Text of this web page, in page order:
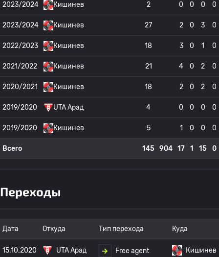
2023/2024 Кишинев 2 0 0 0 0
2023/2024 Кишинев 27 2 0 3 0
2022/2023 Кишинев 18 3 0 1 0
2021/2022 Кишинев 21 4 0 2 0
2020/2021 Кишинев 18 2 0 2 0
2019/2020 UTA Арад 4 0 0 0 0
2019/2020 Кишинев 5 1 0 0 0
Всего 145 904 17 1 15 0
Переходы
Дата Откуда Тип перехода Куда
15.10.2020 UTA Арад Free agent Кишинев